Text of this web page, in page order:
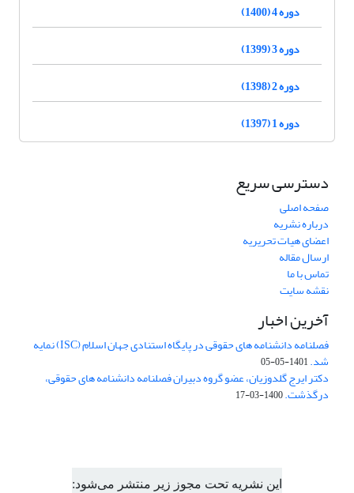
دوره 4 (1400)
دوره 3 (1399)
دوره 2 (1398)
دوره 1 (1397)
دسترسی سریع
صفحه اصلی
درباره نشریه
اعضای هیات تحریریه
ارسال مقاله
تماس با ما
نقشه سایت
آخرین اخبار
فصلنامه دانشنامه های حقوقی در پایگاه استنادی جهان اسلام (ISC) نمایه
شد.1401-05-05
دکتر ایرج گلدوزیان، عضو گروه دبیران فصلنامه دانشنامه های حقوقی،
درگذشت.1400-03-17
این نشریه تحت مجوز زیر منتشر می‌شود: